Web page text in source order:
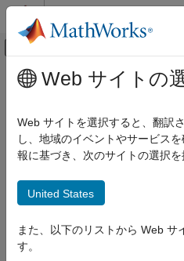
コンテンツへスキップ
オフキャンバス
ドキュメンテーションのホーム
コード検証
Polyspace Bug Finder
Polyspace Bug Finder の結果
AUTOSAR C++14 ルール
メインコンテンツ
AUTOSAR
The auto specifier shall not
(1) to declare that a variable
as initializer of non-
of a generic lambda
このページをすべて展開する
Web サイトの
Web サイトを選択すると、翻訳
し、地域のイベントやサービス
報に基づき、次のサイトの選択
United States
また、以下のリストから Web サ
す。